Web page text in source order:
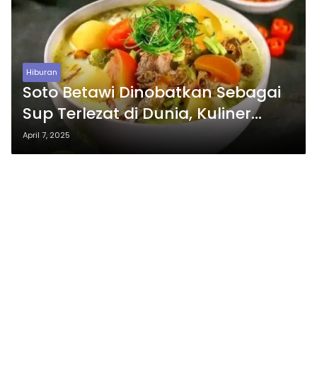
Hiburan
Soto Betawi Dinobatkan Sebagai
Sup Terlezat di Dunia, Kuliner
Nusantara Kian Mendunia
April 7, 2025